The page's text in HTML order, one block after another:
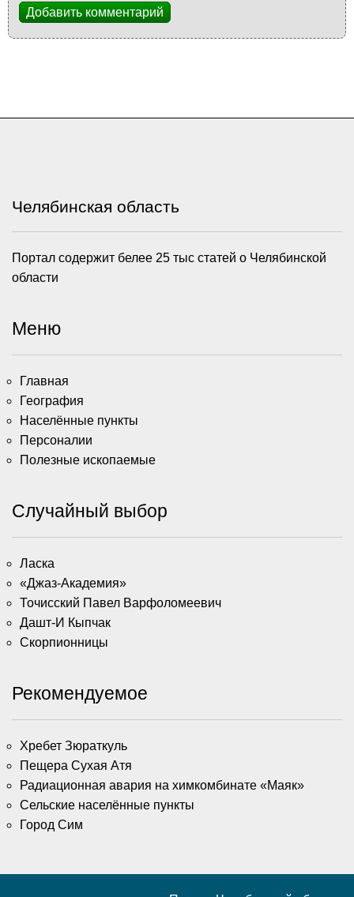
Добавить комментарий
Челябинская область
Портал содержит белее 25 тыс статей о Челябинской
области
Меню
Главная
География
Населённые пункты
Персоналии
Полезные ископаемые
Случайный выбор
Ласка
«Джаз-Академия»
Точисский Павел Варфоломеевич
Дашт-И Кыпчак
Скорпионницы
Рекомендуемое
Хребет Зюраткуль
Пещера Сухая Атя
Радиационная авария на химкомбинате «Маяк»
Сельские населённые пункты
Город Сим